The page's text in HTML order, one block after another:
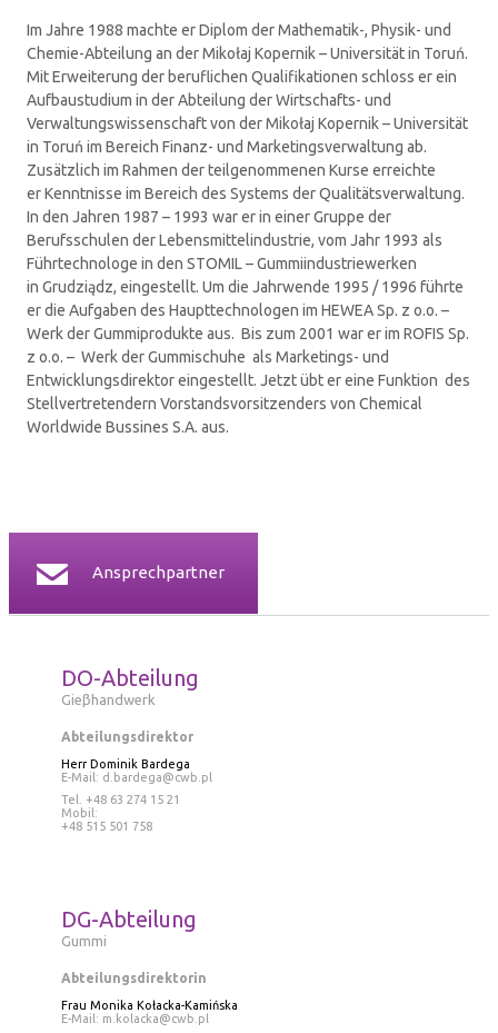
Im Jahre 1988 machte er Diplom der Mathematik-, Physik- und
Chemie-Abteilung an der Mikołaj Kopernik – Universität in Toruń.
Mit Erweiterung der beruflichen Qualifikationen schloss er ein
Aufbaustudium in der Abteilung der Wirtschafts- und
Verwaltungswissenschaft von der Mikołaj Kopernik – Universität
in Toruń im Bereich Finanz- und Marketingsverwaltung ab.
Zusätzlich im Rahmen der teilgenommenen Kurse erreichte
er Kenntnisse im Bereich des Systems der Qualitätsverwaltung.
In den Jahren 1987 – 1993 war er in einer Gruppe der
Berufsschulen der Lebensmittelindustrie, vom Jahr 1993 als
Führtechnologe in den STOMIL – Gummiindustriewerken
in Grudziądz, eingestellt. Um die Jahrwende 1995 / 1996 führte
er die Aufgaben des Haupttechnologen im HEWEA Sp. z o.o. –
Werk der Gummiprodukte aus. Bis zum 2001 war er im ROFIS Sp.
z o.o. – Werk der Gummischuhe als Marketings- und
Entwicklungsdirektor eingestellt. Jetzt übt er eine Funktion des
Stellvertretendern Vorstandsvorsitzenders von Chemical
Worldwide Bussines S.A. aus.
Ansprechpartner
DO-Abteilung
Gieβhandwerk
Abteilungsdirektor
Herr Dominik Bardega
E-Mail: d.bardega@cwb.pl
Tel. +48 63 274 15 21
Mobil:
+48 515 501 758
DG-Abteilung
Gummi
Abteilungsdirektorin
Frau Monika Kołacka-Kamińska
E-Mail: m.kolacka@cwb.pl